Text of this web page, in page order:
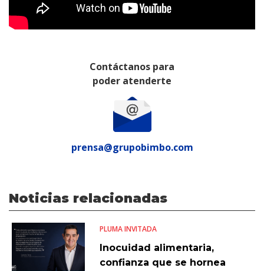
Contáctanos para
poder atenderte
prensa@grupobimbo.com
Noticias relacionadas
PLUMA INVITADA
Inocuidad alimentaria,
confianza que se hornea